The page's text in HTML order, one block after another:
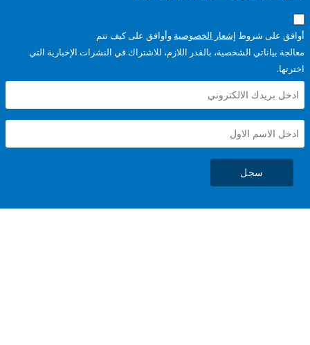
شروطإشعار الخصوصيةوأوافق على كيف تتم
الشخصية، بالقدر اللازم، للاشتراك في النشرات الإخبارية التي